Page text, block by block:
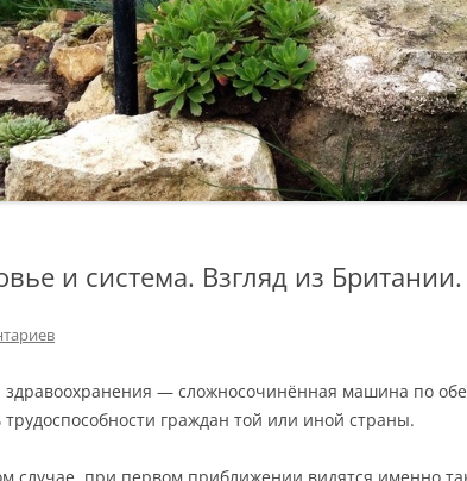
и система. Взгляд из Британии.
здравоохранения — сложносочинённая машина по
трудоспособности граждан той или иной страны.
случае, при первом приближении видятся именно